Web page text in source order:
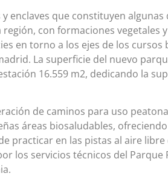
enclaves que constituyen
con formaciones vegetales
en torno a los ejes de los cursos
La superficie del nuevo
16.559 m2, dedicando la
de caminos para uso
áreas biosaludables,
practicar en las pistas al aire
los servicios técnicos del Parque